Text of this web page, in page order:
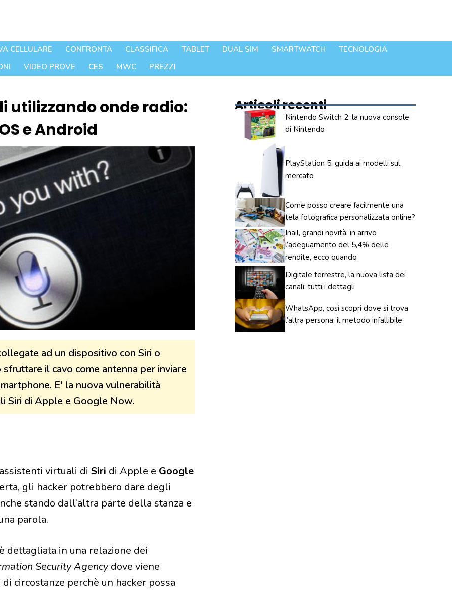
CELLULARE CONFRONTA CLASSIFICA TABLET DUAL SIM SMARTWATCH
TECNOLOGIA
VIDEO PROVE CES MWC PREZZI
utilizzando onde radio:
e Android
ad un dispositivo con Siri o
il cavo come antenna per inviare
E' la nuova vulnerabilità
Siri di Apple e Google Now.
virtuali di Siri di Apple e Google
gli hacker potrebbero dare degli
stando dall’altra parte della stanza e
parola.
dettagliata in una relazione dei
Security Agencydove viene
circostanze perchè un hacker possa
Articoli recenti
Nintendo Switch 2: la nuova console
di Nintendo
PlayStation 5: guida ai modelli sul
mercato
Come posso creare facilmente una
tela fotografica personalizzata online?
Inail, grandi novità: in arrivo
l’adeguamento del 5,4% delle
rendite, ecco quando
Digitale terrestre, la nuova lista dei
canali: tutti i dettagli
WhatsApp, così scopri dove si trova
l’altra persona: il metodo infallibile